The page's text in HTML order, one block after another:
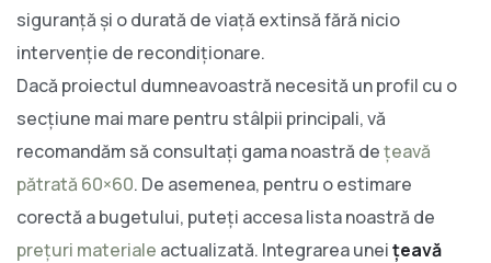
siguranță și o durată de viață extinsă fără nicio
intervenție de recondiționare.
Dacă proiectul dumneavoastră necesită un profil cu o
secțiune mai mare pentru stâlpii principali, vă
recomandăm să consultați gama noastră dețeavă
pătrată 60×60. De asemenea, pentru o estimare
corectă a bugetului, puteți accesa lista noastră de
prețuri materiale actualizată. Integrarea uneițeavă